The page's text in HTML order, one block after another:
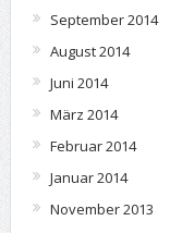
September 2014
August 2014
Juni 2014
März 2014
Februar 2014
Januar 2014
November 2013